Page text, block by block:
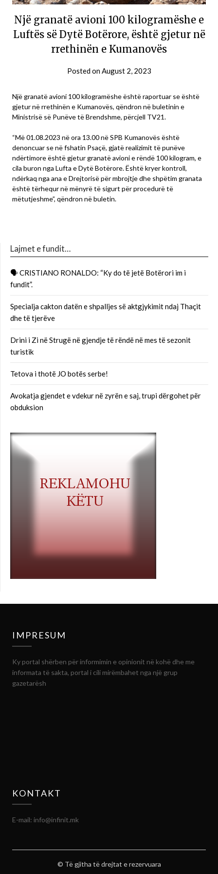
Një granatë avioni 100 kilogramëshe e
Luftës së Dytë Botërore, është gjetur në
rrethinën e Kumanovës
Posted onAugust 2, 2023
Një granatë avioni 100 kilogramëshe është raportuar se është
gjetur në rrethinën e Kumanovës, qëndron në buletinin e
Ministrisë së Punëve të Brendshme, përcjell TV21.
“Më 01.08.2023 në ora 13.00 në SPB Kumanovës është
denoncuar se në fshatin Psaçë, gjatë realizimit të punëve
ndërtimore është gjetur granatë avioni e rëndë 100 kilogram, e
cila buron nga Lufta e Dytë Botërore. Është kryer kontroll,
ndërkaq nga ana e Drejtorisë për mbrojtje dhe shpëtim granata
është tërhequr në mënyrë të sigurt për procedurë të
mëtutjeshme”, qëndron në buletin.
Lajmet e fundit…
🗣 CRISTIANO RONALDO: “Ky do të jetë Botërori im i
fundit”.
Specialja cakton datën e shpalljes së aktgjykimit ndaj Thaçit
dhe të tjerëve
Drini i Zi në Strugë në gjendje të rëndë në mes të sezonit
turistik
Tetova i thotë JO botës serbe!
Avokatja gjendet e vdekur në zyrën e saj, trupi dërgohet për
obduksion
IMPRESUM
Ky portal shërben për informimin e opinionit në kohë dhe me
informata të sakta, portal i cili mirëmbahet nga një grup
gazetarësh
KONTAKT
E-mail: info@infinit.mk
© Të gjitha të drejtat e rezervuara